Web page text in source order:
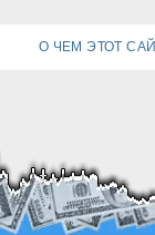
О ЧЕМ ЭТОТ